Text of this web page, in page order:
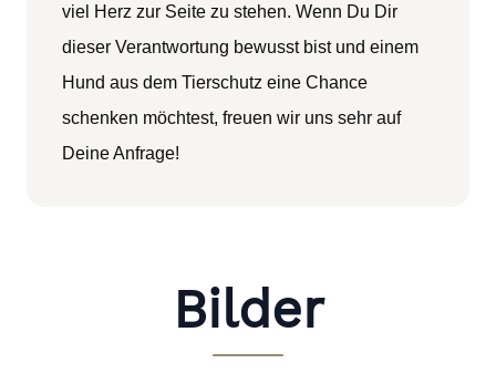
viel Herz zur Seite zu stehen. Wenn Du Dir
dieser Verantwortung bewusst bist und einem
Hund aus dem Tierschutz eine Chance
schenken möchtest, freuen wir uns sehr auf
Deine Anfrage!
Bilder